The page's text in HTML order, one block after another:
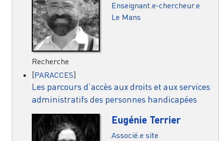
Enseignant.e-chercheur.e
Le Mans
Recherche
[PARACCES]
Les parcours d’accès aux droits et aux services
administratifs des personnes handicapées
Eugénie Terrier
Associé.e site